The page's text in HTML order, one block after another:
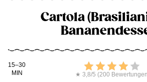
Cartola
Kochdauer
15–30
MIN
Bewerten
★ 3,8/5 (200